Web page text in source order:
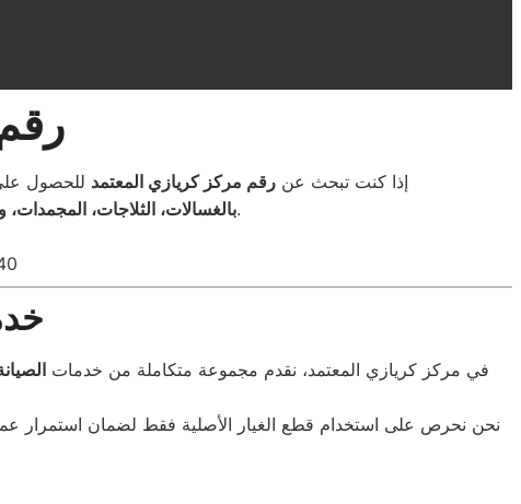
إذا كنت تبحث عنرقم مركز كريازي المعتمد للحصول
بالغسالات، الثلاجات،، بالإضافة إلى تقديم خدمات الصيانة والإصلاح الفوري في مختلف المحافظات.
في مركز كريازي المعتمد، نقدم مجموعة متكاملة من خدمات
نحن نحرص على استخدام قطع الغيار الأصلية فقط لضمان استمرار